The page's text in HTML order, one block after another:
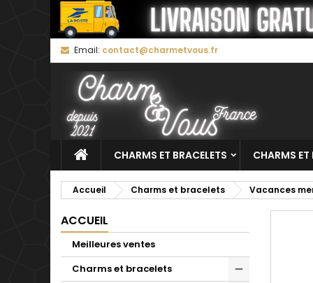
Email: contact@charmetvous.fr
CHARMS ET BRACELETS CHARMS ET
Accueil Charms et bracelets Vacances
ACCUEIL
Meilleures ventes
Charms et bracelets